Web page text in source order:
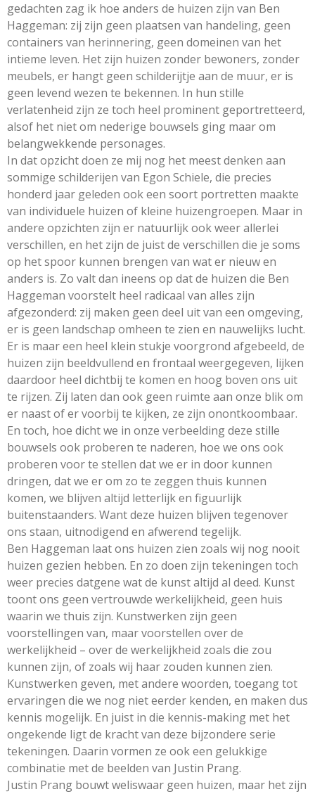
gedachten zag ik hoe anders de huizen zijn van Ben
Haggeman: zij zijn geen plaatsen van handeling, geen
containers van herinnering, geen domeinen van het
intieme leven. Het zijn huizen zonder bewoners, zonder
meubels, er hangt geen schilderijtje aan de muur, er is
geen levend wezen te bekennen. In hun stille
verlatenheid zijn ze toch heel prominent geportretteerd,
alsof het niet om nederige bouwsels ging maar om
belangwekkende personages.
In dat opzicht doen ze mij nog het meest denken aan
sommige schilderijen van Egon Schiele, die precies
honderd jaar geleden ook een soort portretten maakte
van individuele huizen of kleine huizengroepen. Maar in
andere opzichten zijn er natuurlijk ook weer allerlei
verschillen, en het zijn de juist de verschillen die je soms
op het spoor kunnen brengen van wat er nieuw en
anders is. Zo valt dan ineens op dat de huizen die Ben
Haggeman voorstelt heel radicaal van alles zijn
afgezonderd: zij maken geen deel uit van een omgeving,
er is geen landschap omheen te zien en nauwelijks lucht.
Er is maar een heel klein stukje voorgrond afgebeeld, de
huizen zijn beeldvullend en frontaal weergegeven, lijken
daardoor heel dichtbij te komen en hoog boven ons uit
te rijzen. Zij laten dan ook geen ruimte aan onze blik om
er naast of er voorbij te kijken, ze zijn onontkoombaar.
En toch, hoe dicht we in onze verbeelding deze stille
bouwsels ook proberen te naderen, hoe we ons ook
proberen voor te stellen dat we er in door kunnen
dringen, dat we er om zo te zeggen thuis kunnen
komen, we blijven altijd letterlijk en figuurlijk
buitenstaanders. Want deze huizen blijven tegenover
ons staan, uitnodigend en afwerend tegelijk.
Ben Haggeman laat ons huizen zien zoals wij nog nooit
huizen gezien hebben. En zo doen zijn tekeningen toch
weer precies datgene wat de kunst altijd al deed. Kunst
toont ons geen vertrouwde werkelijkheid, geen huis
waarin we thuis zijn. Kunstwerken zijn geen
voorstellingen van, maar voorstellen over de
werkelijkheid – over de werkelijkheid zoals die zou
kunnen zijn, of zoals wij haar zouden kunnen zien.
Kunstwerken geven, met andere woorden, toegang tot
ervaringen die we nog niet eerder kenden, en maken dus
kennis mogelijk. En juist in die kennis-making met het
ongekende ligt de kracht van deze bijzondere serie
tekeningen. Daarin vormen ze ook een gelukkige
combinatie met de beelden van Justin Prang.
Justin Prang bouwt weliswaar geen huizen, maar het zijn